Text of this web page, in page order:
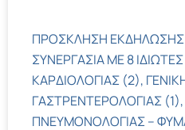
ΠΡΟΣΚΛΗΣΗ ΕΚΔΗΛΩΣΗΣ
ΣΥΝΕΡΓΑΣΙΑ ΜΕ 8
ΚΑΡΔΙΟΛΟΓΙΑΣ (2),
ΓΑΣΤΡΕΝΤΕΡΟΛΟΓΙΑΣ
ΠΝΕΥΜΟΝΟΛΟΓΙΑΣ –